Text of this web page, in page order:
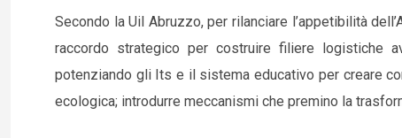
Secondo la Uil Abruzzo, per rilanciare l’appetibilità
raccordo strategico per costruire filiere logistiche
potenziando gli Its e il sistema educativo per creare
ecologica; introdurre meccanismi che premino la